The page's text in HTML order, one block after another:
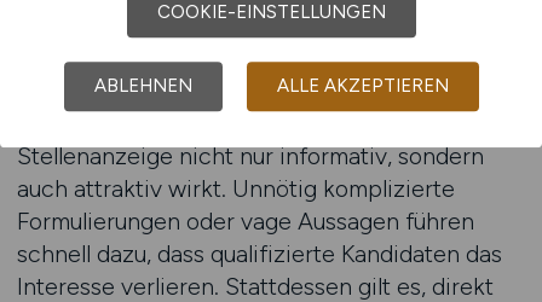
Handlungsspielraum ist und welche Ziele das
Unternehmen verfolgt.
Stellenanzeige nicht nur informativ, sondern
auch attraktiv wirkt. Unnötig komplizierte
Formulierungen oder vage Aussagen führen
schnell dazu, dass qualifizierte Kandidaten das
Interesse verlieren. Stattdessen gilt es, direkt
COOKIE-EINSTELLUNGEN
ABLEHNEN ALLE AKZEPTIEREN